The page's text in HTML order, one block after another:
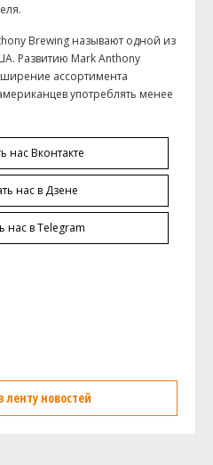
Brewing называют одной из
Развитию Mark Anthony
ассортимента
употреблять менее
нас Вконтакте
нас в Дзене
нас в Telegram
ленту новостей